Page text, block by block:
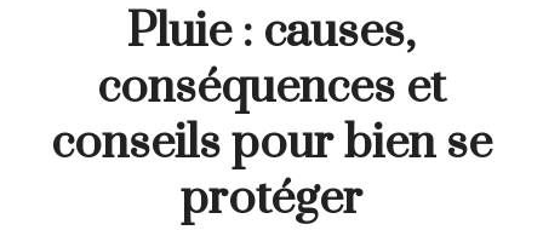
Pluie : causes,
conséquences et
conseils pour bien se
protéger